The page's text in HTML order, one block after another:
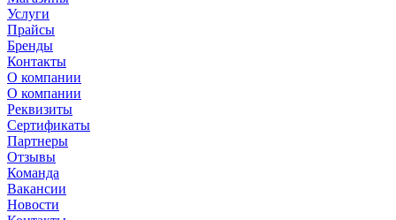
Услуги
Прайсы
Бренды
Контакты
О компании
О компании
Реквизиты
Сертификаты
Партнеры
Отзывы
Команда
Вакансии
Новости